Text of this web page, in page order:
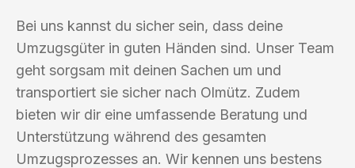
Bei uns kannst du sicher sein, dass deine
Umzugsgüter in guten Händen sind. Unser Team
geht sorgsam mit deinen Sachen um und
transportiert sie sicher nach Olmütz. Zudem
bieten wir dir eine umfassende Beratung und
Unterstützung während des gesamten
Umzugsprozesses an. Wir kennen uns bestens